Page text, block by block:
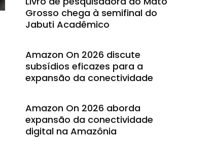
Grosso chega à semifinal do
Jabuti Acadêmico
Amazon On 2026 discute
subsídios eficazes para a
expansão da conectividade
Amazon On 2026 aborda
expansão da conectividade
digital na Amazônia